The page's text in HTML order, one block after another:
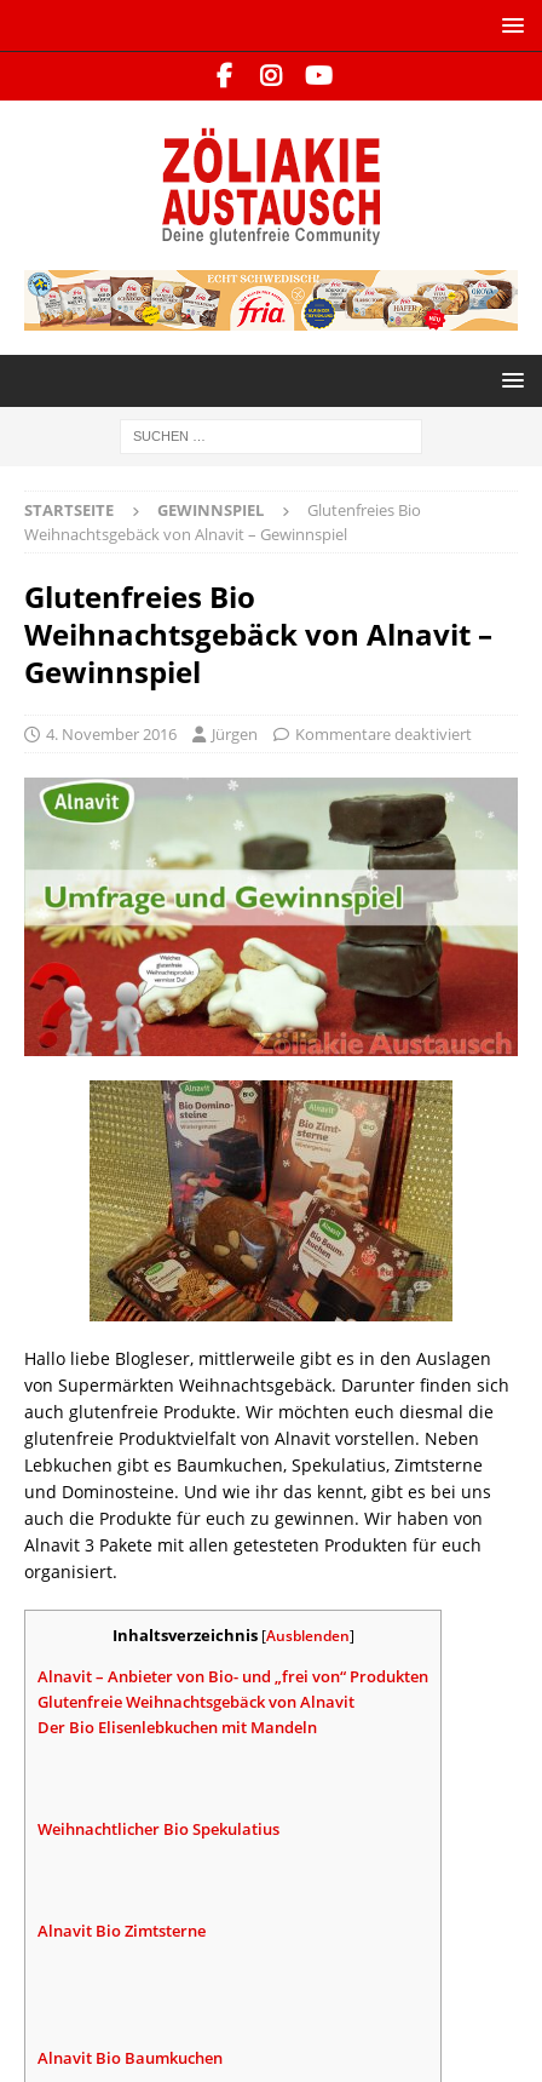
STARTSEITE GEWINNSPIEL
Glutenfreies Bio
Weihnachtsgebäck von Alnavit – Gewinnspiel
Glutenfreies Bio
Weihnachtsgebäck von Alnavit –
Gewinnspiel
4. November 2016 Jürgen Kommentare deaktiviert
Hallo liebe Blogleser, mittlerweile gibt es in den Auslagen
von Supermärkten Weihnachtsgebäck. Darunter finden sich
auch glutenfreie Produkte. Wir möchten euch diesmal die
glutenfreie Produktvielfalt von Alnavit vorstellen. Neben
Lebkuchen gibt es Baumkuchen, Spekulatius, Zimtsterne
und Dominosteine. Und wie ihr das kennt, gibt es bei uns
auch die Produkte für euch zu gewinnen. Wir haben von
Alnavit 3 Pakete mit allen getesteten Produkten für euch
organisiert.
Inhaltsverzeichnis [Ausblenden]
Alnavit – Anbieter von Bio- und „frei von“ Produkten
Glutenfreie Weihnachtsgebäck von Alnavit
Der Bio Elisenlebkuchen mit Mandeln
Weihnachtlicher Bio Spekulatius
Alnavit Bio Zimtsterne
Alnavit Bio Baumkuchen